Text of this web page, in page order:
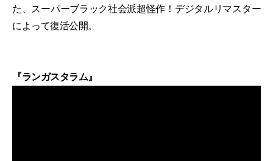
た、スーパーブラック社会派超怪作！デジタルリマスター
によって復活公開。
『ランガスタラム』